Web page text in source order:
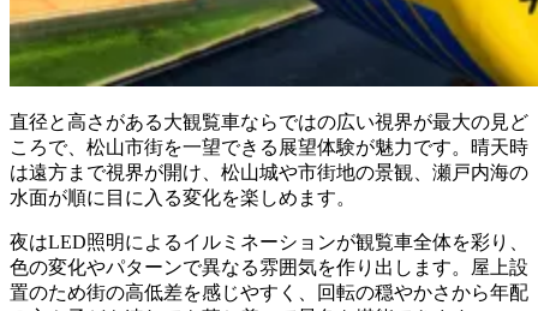
直径と高さがある大観覧車ならではの広い視界が最大の見ど
ころで、松山市街を一望できる展望体験が魅力です。晴天時
は遠方まで視界が開け、松山城や市街地の景観、瀬戸内海の
水面が順に目に入る変化を楽しめます。
夜はLED照明によるイルミネーションが観覧車全体を彩り、
色の変化やパターンで異なる雰囲気を作り出します。屋上設
置のため街の高低差を感じやすく、回転の穏やかさから年配